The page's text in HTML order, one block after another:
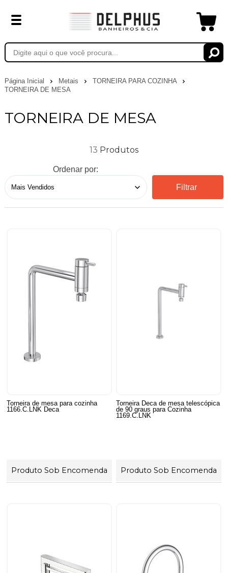
Página Inicial Metais
TORNEIRA PARA COZINHA
TORNEIRA DE MESA
TORNEIRA DE MESA
13
Ordenar por:
Filtrar
Torneira de mesa para cozinha
1166.C.LNK Deca
Produto Sob Encomenda
Torneira Deca de mesa telescópica
de 90 graus para Cozinha
1169.C.LNK
Produto Sob Encomenda